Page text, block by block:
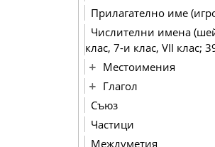
Прилагателно име
Числителни имена
клас, 7-и клас, VІІ клас;
Местоимения
Глагол
Съюз
Частици
Междуметия